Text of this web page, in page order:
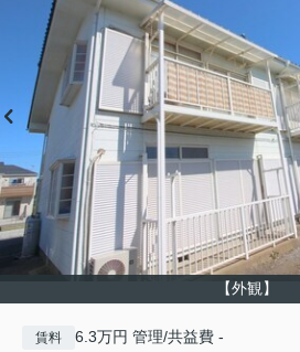
【外観】
賃料 6.3万円 管理/共益費 -